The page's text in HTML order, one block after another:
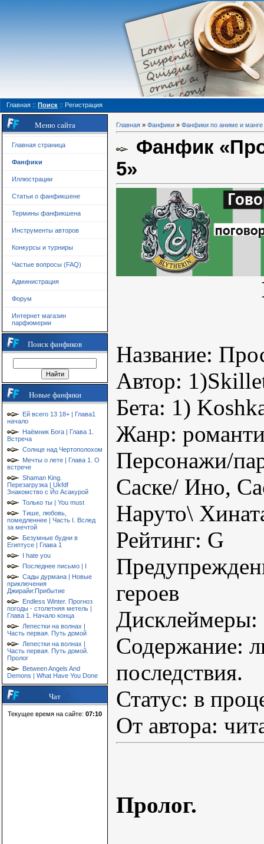
Главная :: Поиск :: Регистрация
Меню сайта
Главная страница
Фанфики
Иллюстрации
Статьи о фанфикшене
Термины фанфикшена
Инструменты авторов
Конкурсы и турниры
Частые вопросы (FAQ)
Администрация
Форум
Интернет магазин
парфюмерии
Поиск фанфиков
Новые фанфики
Ей всего 13 18+ | Глава1
начало
Наёмник Бога | Глава 1.
Встреча
Солнце над Чертополохом
Мечты о лете | Глава 1. О
встрече
Shaman King.
Перезагрузка | Ukfdf
Знакомство с Йо Асакурой
Только ты | You must
Тише, любовь,
помедленнее | Часть I. Вслед
за мечтой
Безумные будни в
Египтусе | Глава 1
I hate you
Последнее письмо | I
Сады дурмана | Новые
приключения
Джирайи:Прибытие
Endless Winter. Прогноз
погоды - столетняя метель |
Глава 1. Начало конца
Лепестки на волнах |
Часть первая. Путь домой
Лепестки на волнах |
Часть первая. Путь домой.
Пролог
Between Angels And
Demons | What Have You Done
Чат
Текущее время на сайте: 07:10
Главная » Фанфики » Фанфики по аниме и манге
Фанфик
5»
Название:
Автор:
Бета: 1)
Жанр:
Персонажи/
Саске/ Ино,
Наруто\
Рейтинг: G
героев
Содержание:
последствия.
Статус: в
От автора:
Пролог.